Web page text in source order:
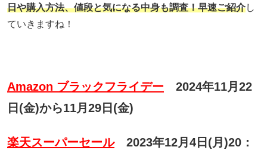
日や購入方法、値段と気になる中身も調査！早速ご紹介し
ていきますね！
Amazon ブラックフライデー
2024年11月22
日(金)から11月29日(金)
楽天スーパーセール
2023年12月4日(月)20：